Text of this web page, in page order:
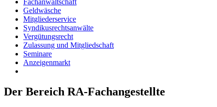
Geldwäsche
Mitgliederservice
Syndikusrechtsanwälte
Vergütungsrecht
Zulassung und Mitgliedschaft
Seminare
Anzeigenmarkt
Der Bereich RA-Fachangestellte